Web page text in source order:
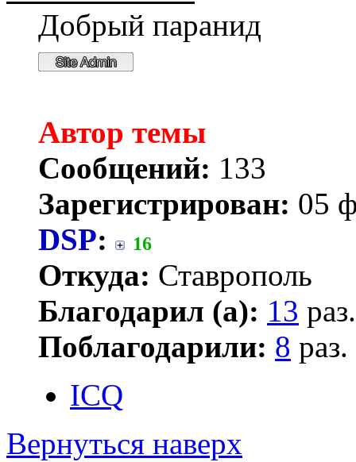
Добрый паранид
Автор темы
Сообщений: 133
Зарегистрирован: 05
DSP: 16
Откуда: Ставрополь
Благодарил (а): 13 раз.
Поблагодарили: 8 раз.
ICQ
Вернуться наверх